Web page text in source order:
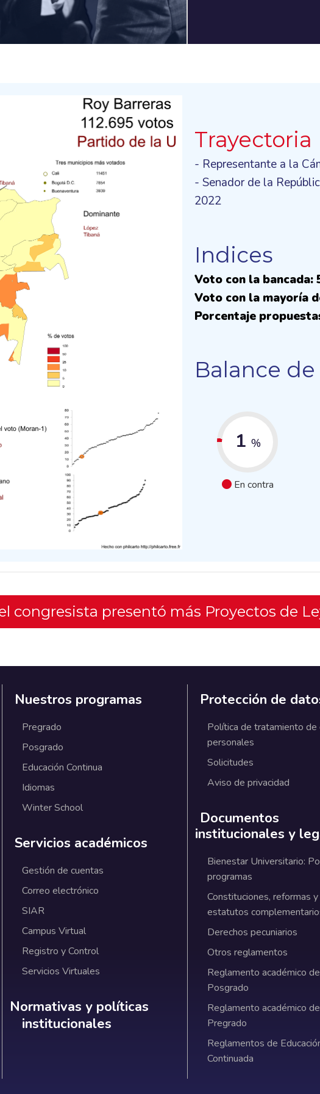
Trayectoria
- Representante a la
- Senador de la
2022
Indices
Voto con la bancada:
Voto con la mayoría
Porcentaje
Balance
1 %
En contra
congresista presentó más Proyectos de
Nuestros programas
Pregrado
Posgrado
Educación Continua
Idiomas
Winter School
Servicios académicos
Gestión de cuentas
Correo electrónico
SIAR
Campus Virtual
Registro y Control
Servicios Virtuales
Normativas y políticas institucionales
Normativas y políticas
institucionales
Protección de
Política de tratamiento de
personales
Solicitudes
Aviso de privacidad
Documentos
institucionales y
Bienestar Universitario:
programas
Constituciones, reformas y
estatutos
Derechos pecuniarios
Otros reglamentos
Reglamento académico de
Posgrado
Reglamento académico de
Pregrado
Reglamentos de
Continuada